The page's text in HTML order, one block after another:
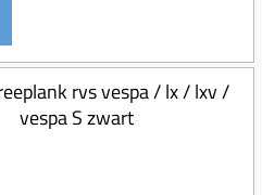
rvs vespa / lx / lxv /
vespa S zwart